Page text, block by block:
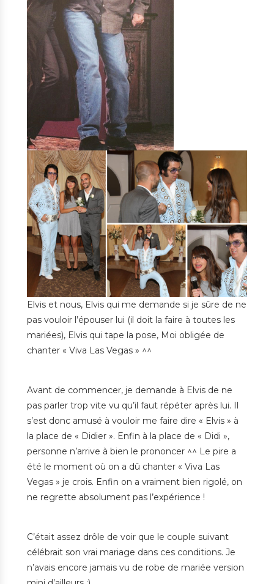
Elvis et nous, Elvis qui me demande si je sûre de ne
pas vouloir l’épouser lui (il doit la faire à toutes les
mariées), Elvis qui tape la pose, Moi obligée de
chanter « Viva Las Vegas » ^^
Avant de commencer, je demande à Elvis de ne
pas parler trop vite vu qu’il faut répéter après lui. Il
s’est donc amusé à vouloir me faire dire « Elvis » à
la place de « Didier ». Enfin à la place de « Didi »,
personne n’arrive à bien le prononcer ^^ Le pire a
été le moment où on a dû chanter « Viva Las
Vegas » je crois. Enfin on a vraiment bien rigolé, on
ne regrette absolument pas l’expérience !
C’était assez drôle de voir que le couple suivant
célébrait son vrai mariage dans ces conditions. Je
n’avais encore jamais vu de robe de mariée version